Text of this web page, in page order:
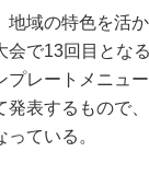
域の特色を活
会で13回目とな
プレートメニュ
発表するもので
ている。